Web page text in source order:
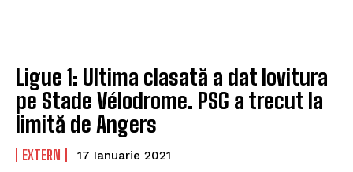
Ligue 1: Ultima clasată a dat lovitura
pe Stade Vélodrome. PSG a trecut la
limită de Angers
EXTERN 17 Ianuarie 2021